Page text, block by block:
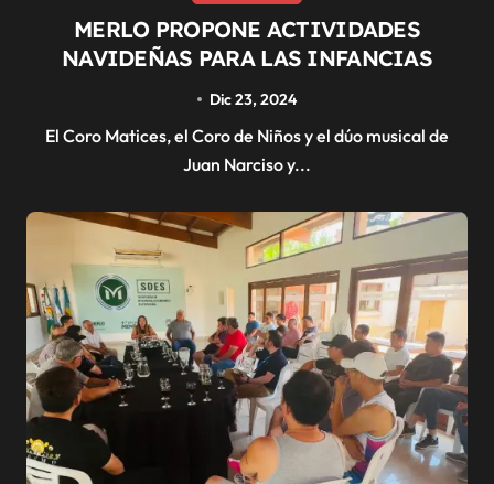
MERLO PROPONE ACTIVIDADES
NAVIDEÑAS PARA LAS INFANCIAS
Dic 23, 2024
El Coro Matices, el Coro de Niños y el dúo musical de
Juan Narciso y...